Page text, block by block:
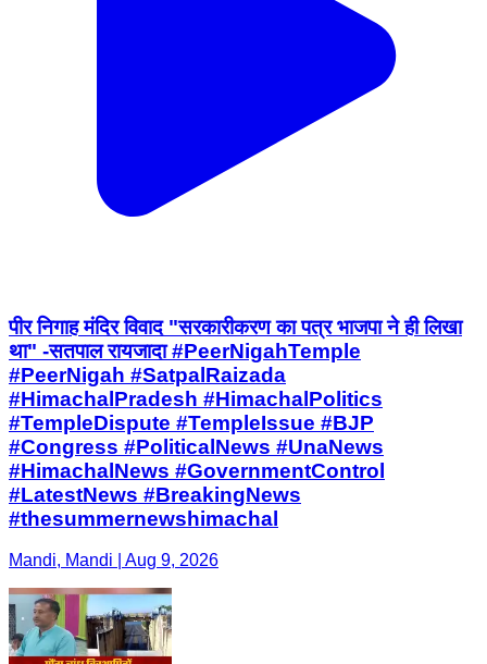
पीर निगाह मंदिर विवाद "सरकारीकरण का पत्र भाजपा ने ही लिखा
था" -सतपाल रायजादा #PeerNigahTemple
#PeerNigah #SatpalRaizada
#HimachalPradesh #HimachalPolitics
#TempleDispute #TempleIssue #BJP
#Congress #PoliticalNews #UnaNews
#HimachalNews #GovernmentControl
#LatestNews #BreakingNews
#thesummernewshimachal
Mandi, Mandi | Aug 9, 2026